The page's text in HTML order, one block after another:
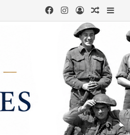
Facebook
InstagramConnexion
Article